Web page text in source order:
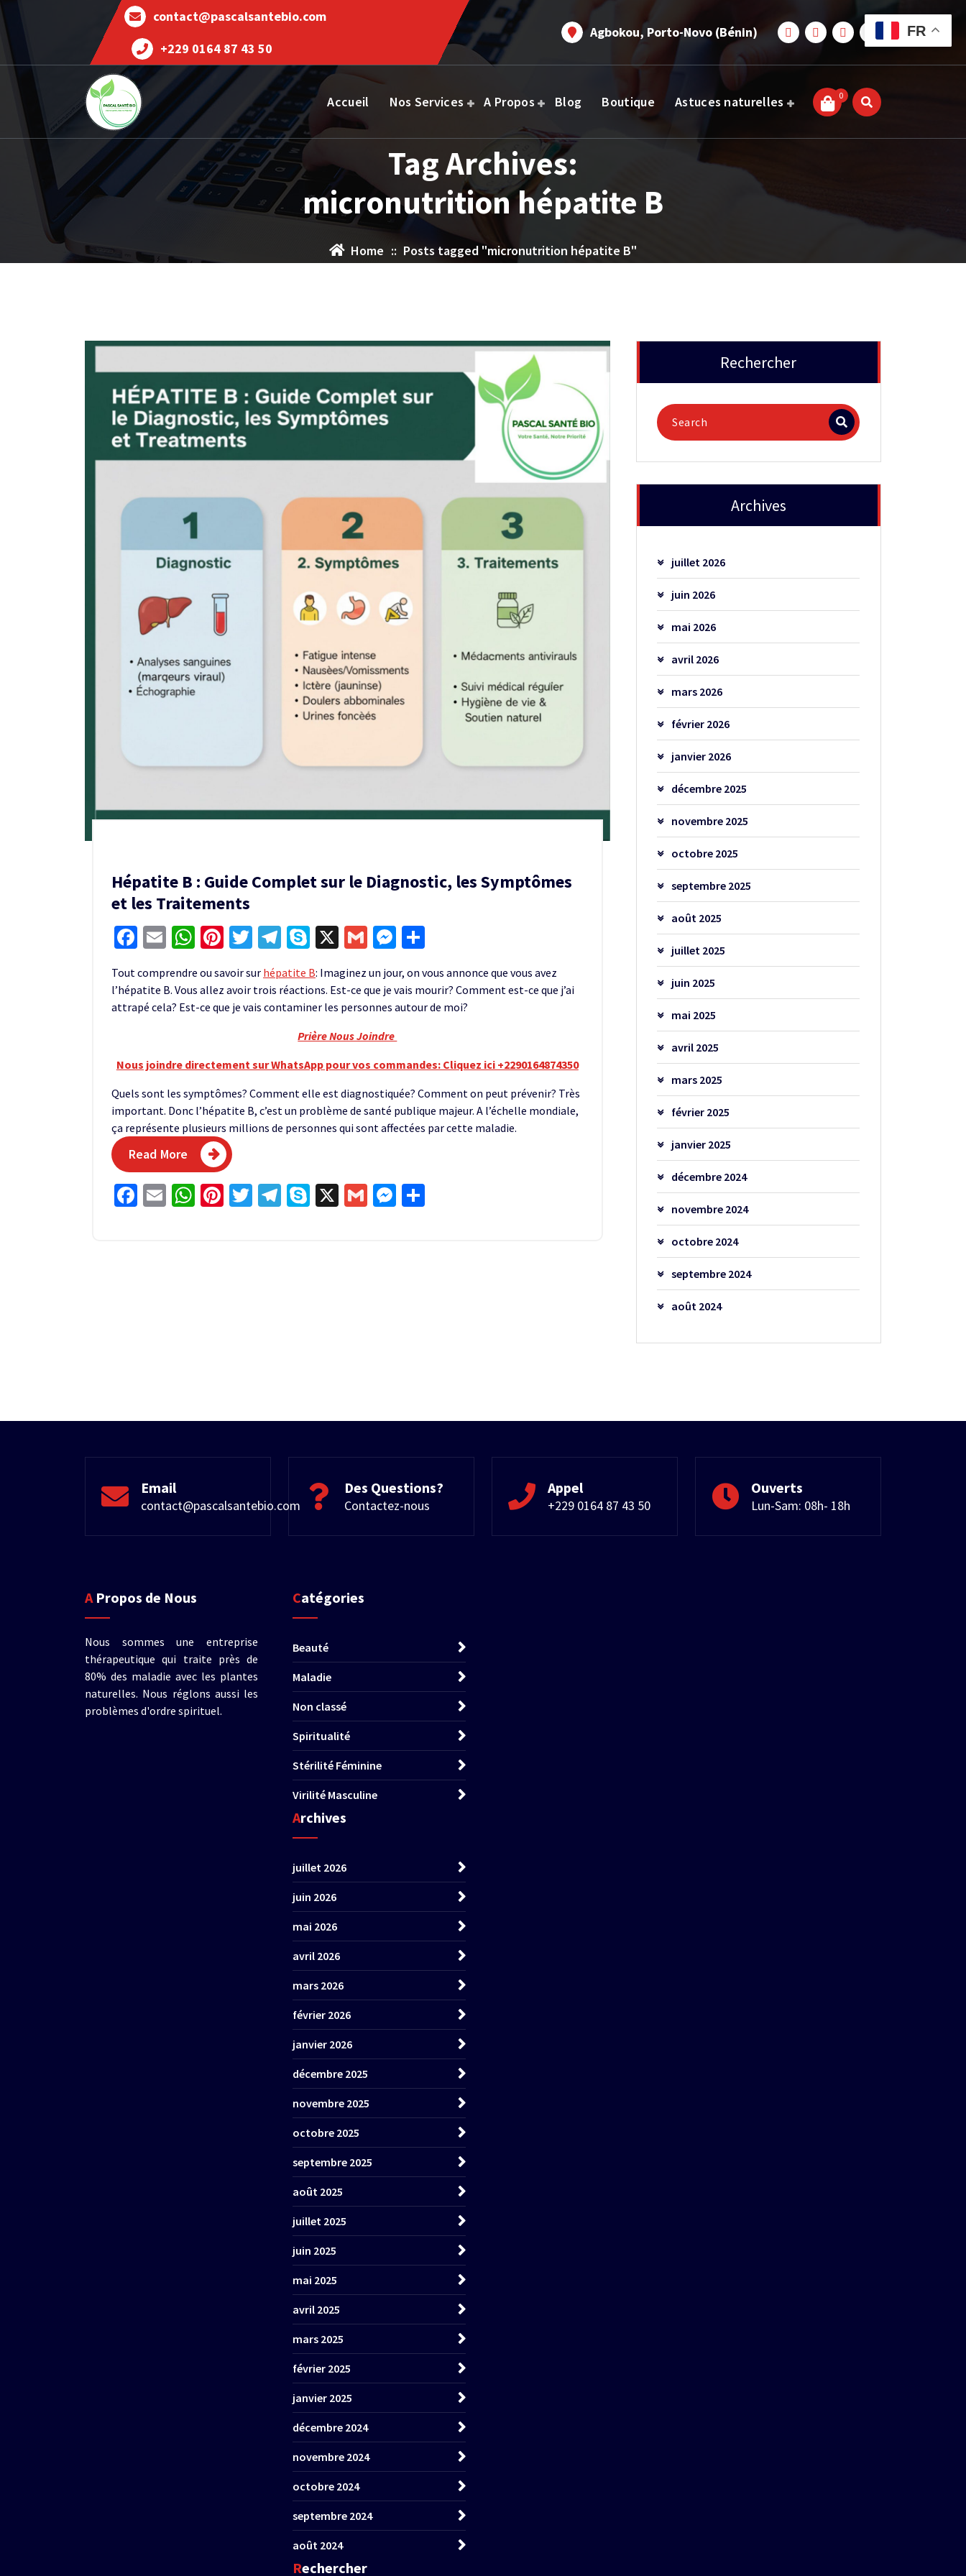
contact@pascalsantebio.com
+229 0164 87 43 50
Agbokou, Porto-Novo (Bénin)
Votre santé notre priorité
Accueil Nos Services A Propos Blog Boutique Astuces naturelles 0
Tag Archives:
micronutrition hépatite B
Home :: Posts tagged "micronutrition hépatite B"
Hépatite B : Guide Complet sur le Diagnostic, les Symptômes
et les Traitements
Facebook
EmailWhatsApp
Pinterest
Twitter
Telegram
Skype
X GmailMessenger
Tout comprendre ou savoir sur hépatite B: Imaginez un jour, on vous annonce que vous avez
l’hépatite B. Vous allez avoir trois réactions. Est-ce que je vais mourir? Comment est-ce que j’ai
attrapé cela? Est-ce que je vais contaminer les personnes autour de moi?
Prière Nous Joindre
Nous joindre directement sur WhatsApp pour vos commandes: Cliquez ici +2290164874350
Quels sont les symptômes? Comment elle est diagnostiquée? Comment on peut prévenir? Très
important. Donc l’hépatite B, c’est un problème de santé publique majeur. A l’échelle mondiale,
ça représente plusieurs millions de personnes qui sont affectées par cette maladie.
Read More
Facebook
EmailWhatsApp
Pinterest
Twitter
Telegram
Skype
X GmailMessenger
Rechercher
Archives
juillet 2026
juin 2026
mai 2026
avril 2026
mars 2026
février 2026
janvier 2026
décembre 2025
novembre 2025
octobre 2025
septembre 2025
août 2025
juillet 2025
juin 2025
mai 2025
avril 2025
mars 2025
février 2025
janvier 2025
décembre 2024
novembre 2024
octobre 2024
septembre 2024
août 2024
Email
contact@pascalsantebio.com
Des Questions?
Contactez-nous
Appel
+229 0164 87 43 50
Ouverts
Lun-Sam: 08h- 18h
A Propos de Nous
Nous sommes une entreprise
thérapeutique qui traite près de
80% des maladie avec les plantes
naturelles. Nous réglons aussi les
problèmes d'ordre spirituel.
Catégories
Beauté
Maladie
Non classé
Spiritualité
Stérilité Féminine
Virilité Masculine
Archives
juillet 2026
juin 2026
mai 2026
avril 2026
mars 2026
février 2026
janvier 2026
décembre 2025
novembre 2025
octobre 2025
septembre 2025
août 2025
juillet 2025
juin 2025
mai 2025
avril 2025
mars 2025
février 2025
janvier 2025
décembre 2024
novembre 2024
octobre 2024
septembre 2024
août 2024
Rechercher
FR